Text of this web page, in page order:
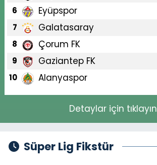
6 Eyüpspor
7 Galatasaray
8 Çorum FK
9 Gaziantep FK
10 Alanyaspor
Detaylar için tıklayın
Süper Lig Fikstür